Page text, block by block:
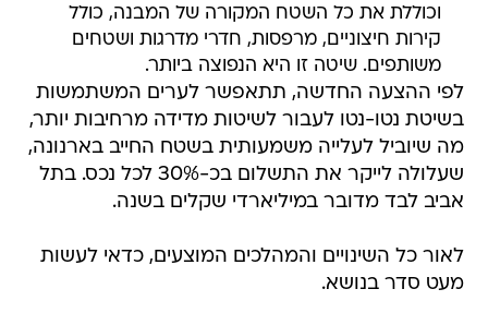
וכוללת את כל השטח המקורה של המבנה, כולל
קירות חיצוניים, מרפסות, חדרי מדרגות ושטחים
משותפים. שיטה זו היא הנפוצה ביותר.
לפי ההצעה החדשה, תתאפשר לערים המשתמשות
בשיטת נטו-נטו לעבור לשיטות מדידה מרחיבות יותר,
מה שיוביל לעלייה משמעותית בשטח החייב בארנונה,
שעלולה לייקר את התשלום בכ-30% לכל נכס. בתל
אביב לבד מדובר במיליארדי שקלים בשנה.
לאור כל השינויים והמהלכים המוצעים, כדאי לעשות
מעט סדר בנושא.